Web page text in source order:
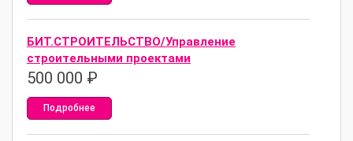
БИТ.СТРОИТЕЛЬСТВО/Управление
строительными проектами
500 000 ₽
Подробнее